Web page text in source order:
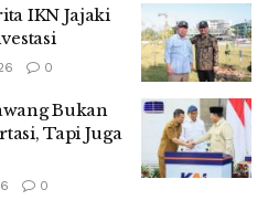
IKN Jajaki
0
Bukan
Tapi Juga
0